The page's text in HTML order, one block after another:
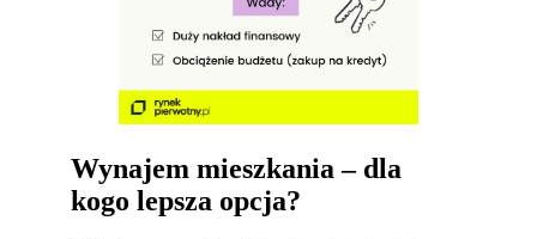
Wynajem mieszkania – dla
kogo lepsza opcja?